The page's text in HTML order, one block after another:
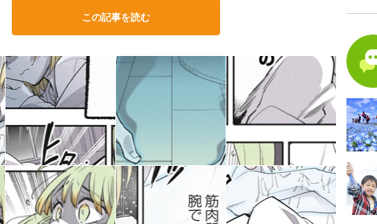
この記事を読む